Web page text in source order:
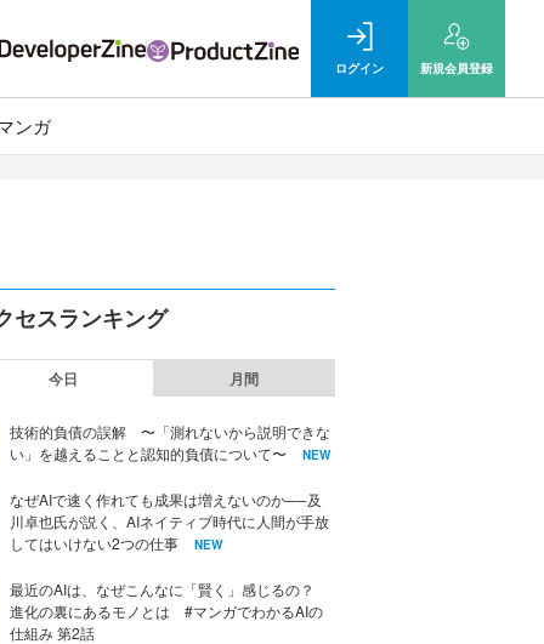
ログイン 新規会員登録
ンガ
セスランキング
今日 月間
技術的負債の誤解 〜「測れないから説明できな
い」を越えることと認知的負債について〜
NEW
なぜAIで速く作れても成果は増えないのか──及
川卓也氏が説く、AIネイティブ時代に人間が手放
してはいけない2つの仕事
NEW
最近のAIは、なぜこんなに「賢く」感じるの？
進化の裏にあるモノとは #マンガでわかるAIの
仕組み 第2話